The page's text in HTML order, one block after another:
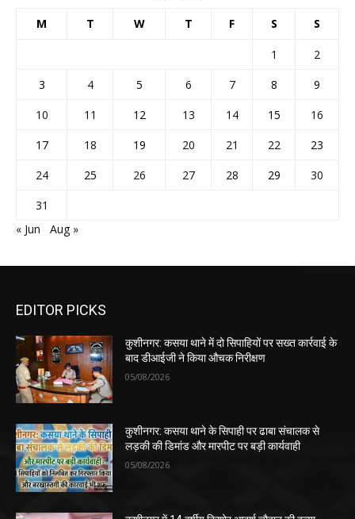
M T W T F S S
1
2
3
4 5 6 7 8
9
10
11 12 13 14 15
16
17
18 19 20 21 22
23
24
25 26 27 28 29
30
31
« Jun
Aug »
EDITOR PICKS
कुशीनगर: कसया थाने में दो सिपाहियों पर सख्त कार्रवाई के
बाद डीआईजी ने किया औचक निरीक्षण
05/08/2026
कुशीनगर: कसया थाने के सिपाही पर ढाबा संचालक से
लड़की की डिमांड और मारपीट पर बड़ी कार्यवाही
05/08/2026